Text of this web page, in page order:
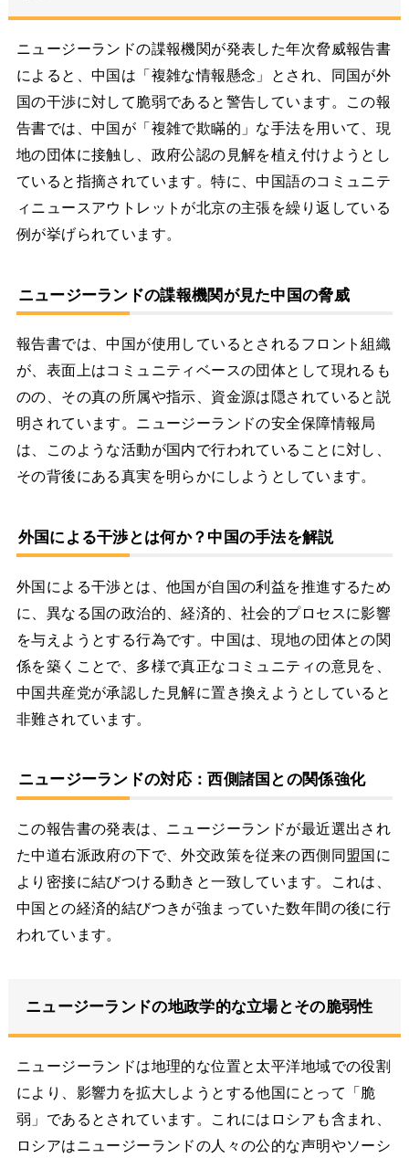
ニュージーランドの諜報機関が発表した年次脅威報告書
によると、中国は「複雑な情報懸念」とされ、同国が外
国の干渉に対して脆弱であると警告しています。この報
告書では、中国が「複雑で欺瞞的」な手法を用いて、現
地の団体に接触し、政府公認の見解を植え付けようとし
ていると指摘されています。特に、中国語のコミュニテ
ィニュースアウトレットが北京の主張を繰り返している
例が挙げられています。
ニュージーランドの諜報機関が見た中国の脅威
報告書では、中国が使用しているとされるフロント組織
が、表面上はコミュニティベースの団体として現れるも
のの、その真の所属や指示、資金源は隠されていると説
明されています。ニュージーランドの安全保障情報局
は、このような活動が国内で行われていることに対し、
その背後にある真実を明らかにしようとしています。
外国による干渉とは何か？中国の手法を解説
外国による干渉とは、他国が自国の利益を推進するため
に、異なる国の政治的、経済的、社会的プロセスに影響
を与えようとする行為です。中国は、現地の団体との関
係を築くことで、多様で真正なコミュニティの意見を、
中国共産党が承認した見解に置き換えようとしていると
非難されています。
ニュージーランドの対応：西側諸国との関係強化
この報告書の発表は、ニュージーランドが最近選出され
た中道右派政府の下で、外交政策を従来の西側同盟国に
より密接に結びつける動きと一致しています。これは、
中国との経済的結びつきが強まっていた数年間の後に行
われています。
ニュージーランドの地政学的な立場とその脆弱性
ニュージーランドは地理的な位置と太平洋地域での役割
により、影響力を拡大しようとする他国にとって「脆
弱」であるとされています。これにはロシアも含まれ、
ロシアはニュージーランドの人々の公的な声明やソーシ